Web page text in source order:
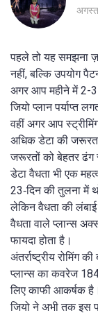
पहले तो यह समझना
नहीं, बल्कि उपयोग
अगर आप महीने में 2-
जियो प्लान पर्याप्त
वहीं अगर आप
अधिक डेटा की
जरूरतों को बेहतर ढंग
डेटा वैधता भी एक
23‑दिन की तुलना में
लेकिन वैधता की लंबाई
वैधता वाले प्लान्स
फायदा होता है।
अंतर्राष्ट्रीय रोमिंग
प्लान्स का कवरेज
लिए काफी आकर्षक है।
जियो ने अभी तक इस